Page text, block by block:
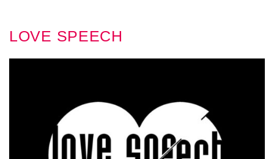
LOVE SPEECH